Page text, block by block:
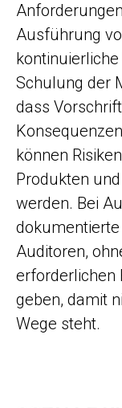
Ausführung
Schulung der
dass
können
Produkten
werden. Bei
Auditoren,
erforderlichen
geben, damit
Wege steht.